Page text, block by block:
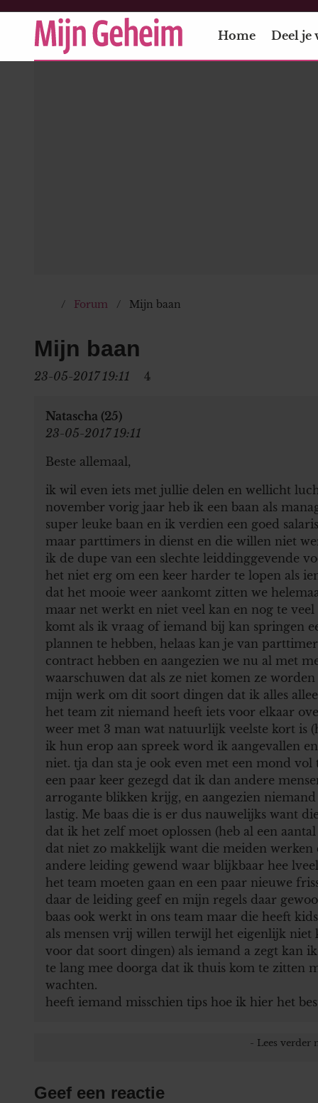
Home Deel je
Forum Mijn baan
Mijn baan
23-05-2017 19:11 4
Natascha (25)
23-05-2017 19:11
Beste allemaal,
ik wil even iets met jullie delen en wellicht
november vorig jaar heb ik een baan als
super leuke baan en ik verdien een goed
maar parttimers in dienst en die willen niet
ik de dupe van een slechte leiddinggevende
het niet erg om een keer harder te lopen als
dat het mooie weer aankomt zitten we
maar net werkt en niet veel kan en nog te
komt als ik vraag of iemand bij kan springen
plannen te hebben, helaas kan je van
contract hebben en aangezien we nu al met
waarschuwen dat als ze niet komen ze
mijn werk om dit soort dingen dat ik alles
het team zit niemand heeft iets voor elkaar
weer met 3 man wat natuurlijk veelste kort is
ik hun erop aan spreek word ik aangevallen
niet. tja dan sta je ook even met een mond
een paar keer gezegd dat ik dan andere
arrogante blikken krijg, en aangezien
lastig. Me baas die is er dus nauwelijks want
dat ik het zelf moet oplossen (heb al een
dat niet zo makkelijk want die meiden
andere leiding gewend waar blijkbaar hee
het team moeten gaan en een paar nieuwe
daar de leiding geef en mijn regels daar
baas ook werkt in ons team maar die heeft
als mensen vrij willen terwijl het eigenlijk niet
voor dat soort dingen) als iemand a zegt kan
te lang mee doorga dat ik thuis kom te zitten
wachten.
heeft iemand misschien tips hoe ik hier het
Geef een reactie